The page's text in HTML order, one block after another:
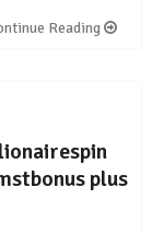
Reading
plus